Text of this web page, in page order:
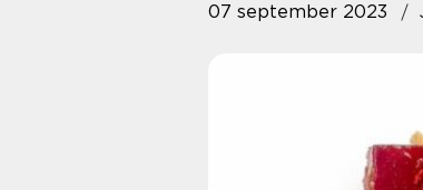
07 september 2023